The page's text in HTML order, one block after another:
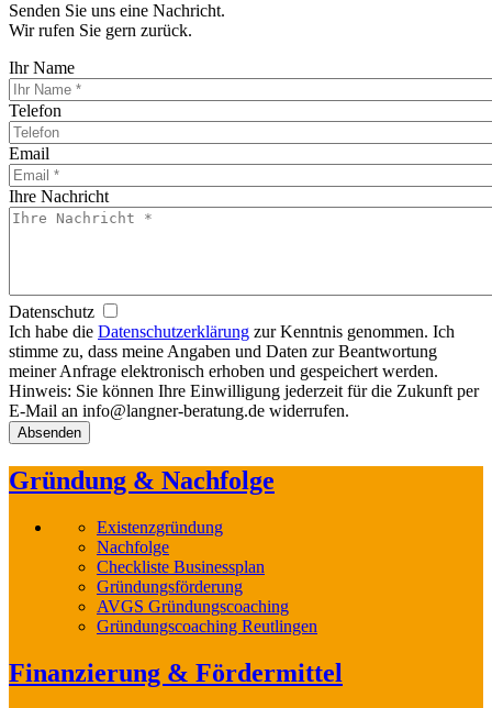
Senden Sie uns eine Nachricht.
Wir rufen Sie gern zurück.
Ihr Name
Telefon
Email
Ihre Nachricht
Datenschutz
Ich habe die Datenschutzerklärung zur Kenntnis genommen. Ich
stimme zu, dass meine Angaben und Daten zur Beantwortung
meiner Anfrage elektronisch erhoben und gespeichert werden.
Hinweis: Sie können Ihre Einwilligung jederzeit für die Zukunft per
E-Mail an info@langner-beratung.de widerrufen.
Gründung & Nachfolge
Existenzgründung
Nachfolge
Checkliste Businessplan
Gründungsförderung
AVGS Gründungscoaching
Gründungscoaching Reutlingen
Finanzierung & Fördermittel